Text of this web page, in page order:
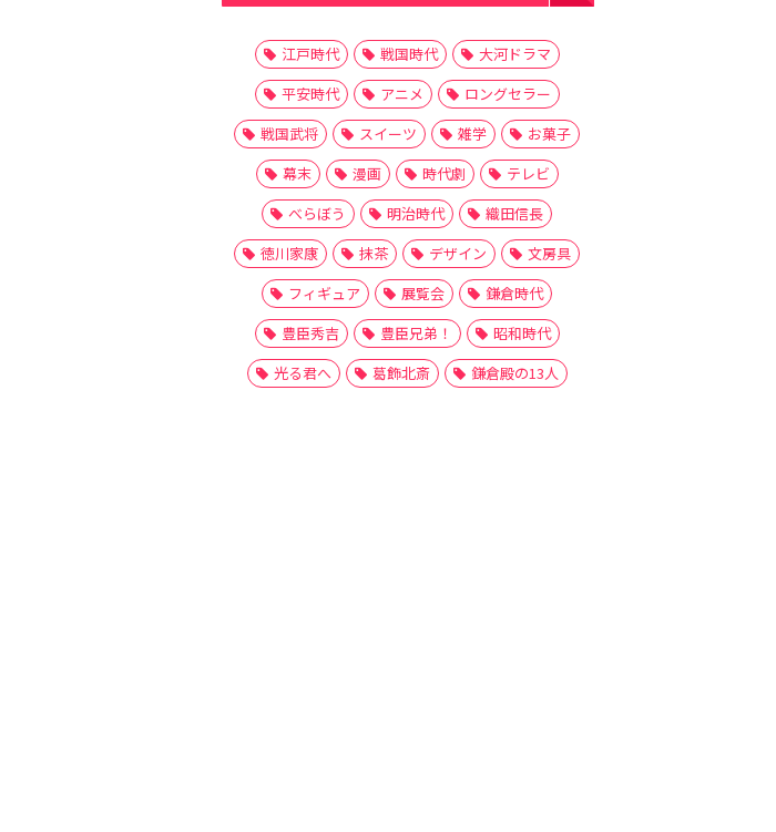
江戸時代 戦国時代
大河ドラマ
平安時代
アニメ
ロングセラー
戦国武将
スイーツ 雑学
お菓子
幕末
漫画 時代劇
テレビ
べらぼう
明治時代
織田信長
徳川家康
抹茶 デザイン
文房具
フィギュア
展覧会
鎌倉時代
豊臣秀吉
豊臣兄弟！
昭和時代
光る君へ
葛飾北斎 鎌倉殿の13人